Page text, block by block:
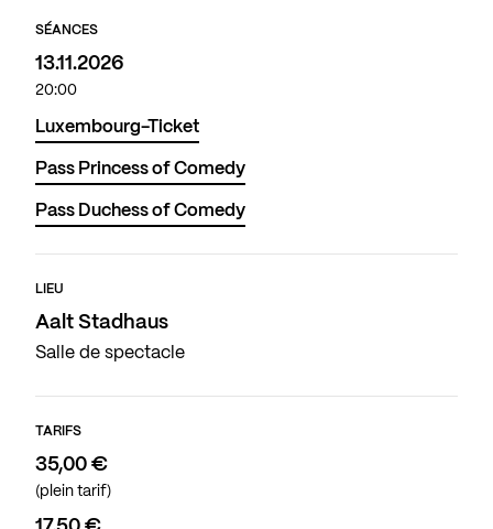
SÉANCES
13.11.2026
20:00
Luxembourg-Ticket
Pass Princess of Comedy
Pass Duchess of Comedy
LIEU
Aalt Stadhaus
Salle de spectacle
TARIFS
35,00 €
(plein tarif)